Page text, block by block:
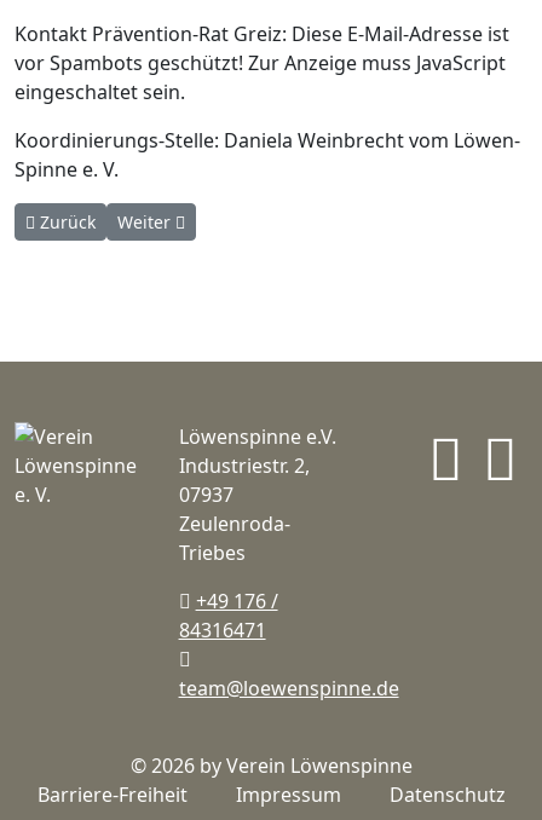
Kontakt Prävention-Rat Greiz: Diese E-Mail-Adresse ist
vor Spambots geschützt! Zur Anzeige muss JavaScript
eingeschaltet sein.
Koordinierungs-Stelle: Daniela Weinbrecht vom Löwen-
Spinne e. V.
Vorheriger Beitrag: Tisch-Gespräche des Präventions-Rates
Zurück Nächster Beitrag: Das Projekt - KoKoMa
Weiter
Löwenspinne e.V.
Industriestr. 2,
07937
Zeulenroda-
Triebes
+49 176 /
84316471
team@loewenspinne.de
© 2026 by Verein Löwenspinne
Barriere-Freiheit
Impressum Datenschutz